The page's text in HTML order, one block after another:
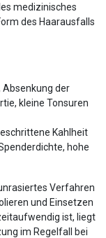
medizinisches
des Haarausfalls
Absenkung der
kleine Tonsuren
Kahlheit
hohe
Verfahren
und Einsetzen
ist, liegt
im Regelfall bei